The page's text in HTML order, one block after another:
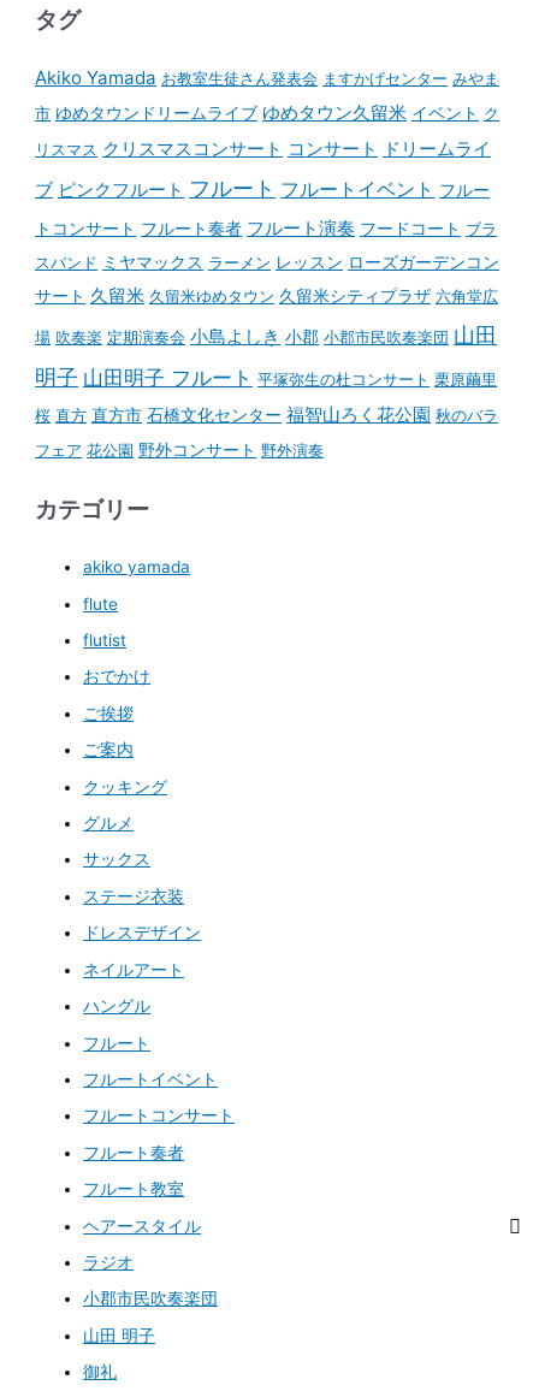
タグ
Akiko Yamada お教室生徒さん発表会 ますかげセンター みやま
市 ゆめタウンドリームライブ ゆめタウン久留米 イベント ク
リスマス クリスマスコンサート コンサート
ドリームライ
ブ ピンクフルート フルート フルートイベント フルー
トコンサート フルート奏者 フルート演奏 フードコート ブラ
スバンド ミヤマックス ラーメン レッスン ローズガーデンコン
サート 久留米 久留米ゆめタウン 久留米シティプラザ 六角堂広
場 吹奏楽 定期演奏会 小島よしき 小郡 小郡市民吹奏楽団 山田
明子 山田明子 フルート 平塚弥生の杜コンサート 栗原繭里
桜 直方 直方市 石橋文化センター 福智山ろく花公園 秋のバラ
フェア 花公園 野外コンサート 野外演奏
カテゴリー
akiko yamada
flute
flutist
おでかけ
ご挨拶
ご案内
クッキング
グルメ
サックス
ステージ衣装
ドレスデザイン
ネイルアート
ハングル
フルート
フルートイベント
フルートコンサート
フルート奏者
フルート教室
ヘアースタイル
ラジオ
小郡市民吹奏楽団
山田 明子
御礼